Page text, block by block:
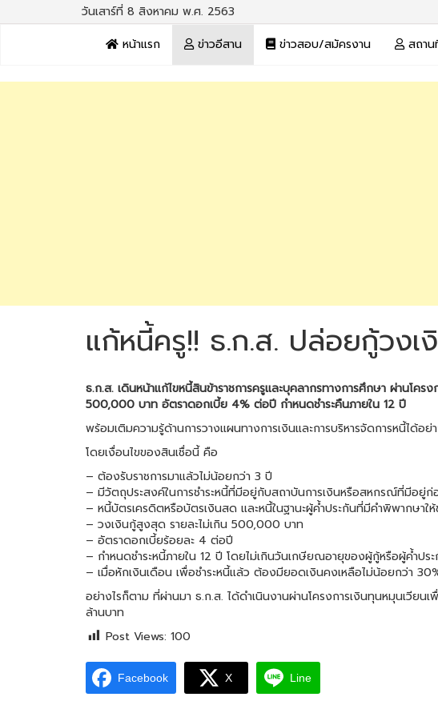
วันเสาร์ที่ 8 สิงหาคม พ.ศ. 2563
หน้าแรก
ข่าวอีสาน ข่าวสอบ/สมัครงาน สถาน
แก้หนี้ครู!! ธ.ก.ส. ปล่อยกู้วง
ธ.ก.ส. เดินหน้าแก้ไขหนี้สินข้าราชการครูและบุคลากรทางการศึกษา ผ่านโค
500,000 บาท อัตราดอกเบี้ย 4% ต่อปี กำหนดชำระคืนภายใน 12 ปี
พร้อมเติมความรู้ด้านการวางแผนทางการเงินและการบริหารจัดการหนี้ได้
โดยเงื่อนไขของสินเชื่อนี้ คือ
– ต้องรับราชการมาแล้วไม่น้อยกว่า 3 ปี
– มีวัตถุประสงค์ในการชำระหนี้ที่มีอยู่กับสถาบันการเงินหรือสหกรณ์ที่มีอยู่
– หนี้บัตรเครดิตหรือบัตรเงินสด และหนี้ในฐานะผู้ค้ำประกันที่มีคำพิพากษาให้
– วงเงินกู้สูงสุด รายละไม่เกิน 500,000 บาท
– อัตราดอกเบี้ยร้อยละ 4 ต่อปี
– กำหนดชำระหนี้ภายใน 12 ปี โดยไม่เกินวันเกษียณอายุของผู้กู้หรือผู้ค้ำป
– เมื่อหักเงินเดือน เพื่อชำระหนี้แล้ว ต้องมียอดเงินคงเหลือไม่น้อยกว่า
อย่างไรก็ตาม ที่ผ่านมา ธ.ก.ส. ได้ดำเนินงานผ่านโครงการเงินทุนหมุนเวีย
ล้านบาท
Post Views: 100
Facebook X Line